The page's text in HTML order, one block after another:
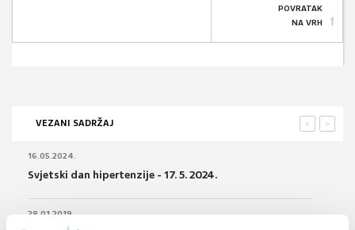
POVRATAK
NA VRH
VEZANI SADRŽAJ >
<
16.05.2024.
Svjetski dan hipertenzije - 17. 5. 2024.
28.01.2019.